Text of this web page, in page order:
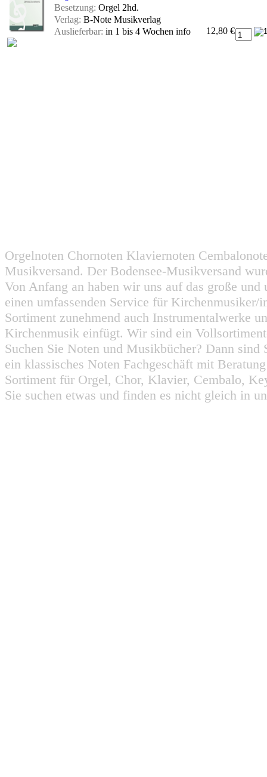
Besetzung: Orgel 2hd.
Verlag: B-Note Musikverlag
Auslieferbar: in 1 bis 4 Wochen info 12,80 €
Orgelnoten Chornoten Klaviernoten
Musikversand. Der Bodensee-Musikversand
Von Anfang an haben wir uns auf das große
einen umfassenden Service für
Sortiment zunehmend auch Instrumentalwerke
Kirchenmusik einfügt. Wir sind ein
Suchen Sie Noten und Musikbücher? Dann
ein klassisches Noten Fachgeschäft mit
Sortiment für Orgel, Chor, Klavier, Cembalo,
Sie suchen etwas und finden es nicht gleich in